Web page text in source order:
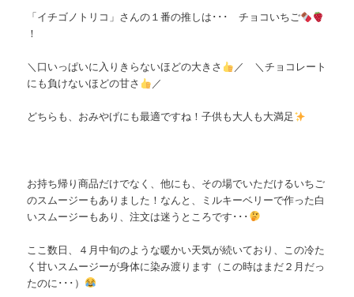
「イチゴノトリコ」さんの１番の推しは･･･ チョコいちご
！
＼口いっぱいに入りきらないほどの大きさ
／ ＼チョコレート
にも負けないほどの甘さ
／
どちらも、おみやげにも最適ですね！子供も大人も大満足
お持ち帰り商品だけでなく、他にも、その場でいただけるいちご
のスムージーもありました！なんと、ミルキーベリーで作った白
いスムージーもあり、注文は迷うところです･･･
ここ数日、４月中旬のような暖かい天気が続いており、この冷た
く甘いスムージーが身体に染み渡ります（この時はまだ２月だっ
たのに･･･）